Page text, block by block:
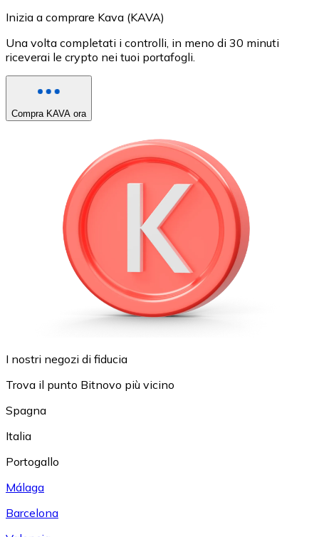
Inizia a comprare Kava (KAVA)
Una volta completati i controlli, in meno di 30 minuti
riceverai le crypto nei tuoi portafogli.
Compra KAVA ora
I nostri negozi di fiducia
Trova il punto Bitnovo più vicino
Spagna
Italia
Portogallo
Málaga
Barcelona